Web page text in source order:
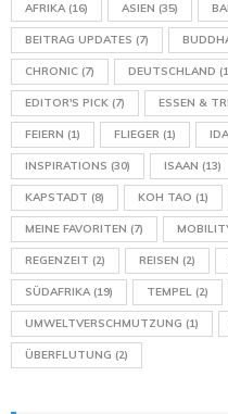
AFRIKA(16) ASIEN (35)
BEITRAG UPDATES (7)
CHRONIC (7) DEUTSCHLAND
EDITOR'S PICK (7) ESSEN &
FEIERN (1) FLIEGER (1)
INSPIRATIONS (30) ISAAN (13)
KAPSTADT (8) KOH TAO (1)
MEINE FAVORITEN (7)
REGENZEIT (2) REISEN (2)
SÜDAFRIKA(19) TEMPEL (2)
UMWELTVERSCHMUTZUNG (1)
ÜBERFLUTUNG (2)